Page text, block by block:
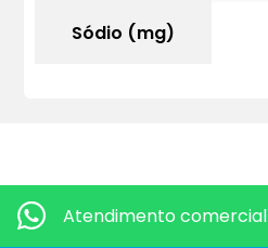
Sódio (mg)
Atendimento comercial